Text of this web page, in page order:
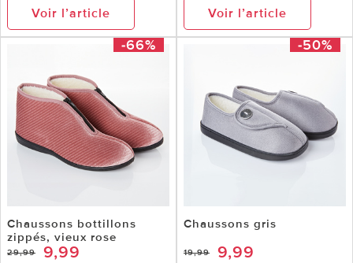
Voir l’article Voir l’article
-66%
Chaussons bottillons
zippés, vieux rose
29,99 9,99
-50%
Chaussons gris
19,99 9,99